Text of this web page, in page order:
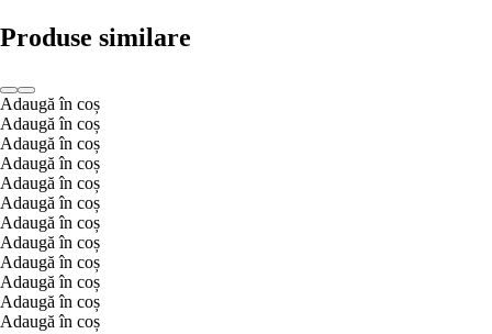
Produse similare
Adaugă în coș
Adaugă în coș
Adaugă în coș
Adaugă în coș
Adaugă în coș
Adaugă în coș
Adaugă în coș
Adaugă în coș
Adaugă în coș
Adaugă în coș
Adaugă în coș
Adaugă în coș